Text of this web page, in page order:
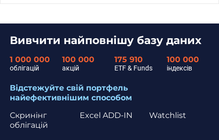
Вивчити найповнішу базу даних
1 000 000
облігацій
100 000
акцій
175 910
ETF & Funds
100 000
індексів
Відстежуйте свій портфель
найефективнішим способом
Скринінг
облігацій
Watchlist
Excel ADD-IN